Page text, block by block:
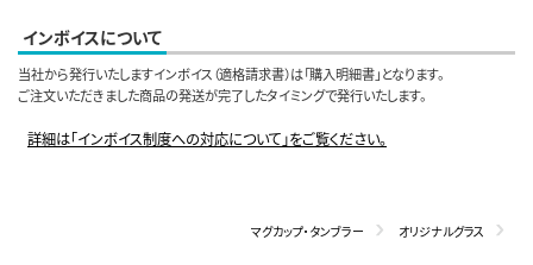
インボイスについて
当社から発行いたしますインボイス（適格請求書）は「購入明細書」となります。
ご注文いただきました商品の発送が完了したタイミングで発行いたします。
詳細は「インボイス制度への対応について」をご覧ください。
マグカップ・タンブラー オリジナルグラス